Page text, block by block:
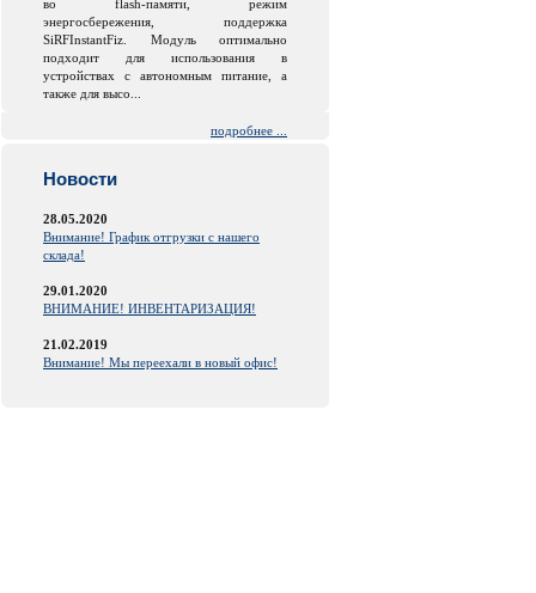
во flash-памяти, режим
энергосбережения, поддержка
SiRFInstantFiz. Модуль оптимально
подходит для использования в
устройствах с автономным питание, а
также для высо...
подробнее ...
Новости
28.05.2020
Внимание! График отгрузки с нашего
склада!
29.01.2020
ВНИМАНИЕ! ИНВЕНТАРИЗАЦИЯ!
21.02.2019
Внимание! Мы переехали в новый офис!